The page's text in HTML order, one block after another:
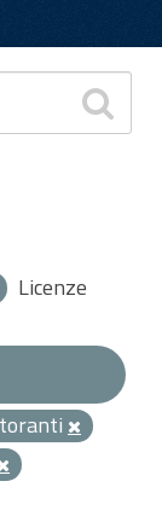
Licenze